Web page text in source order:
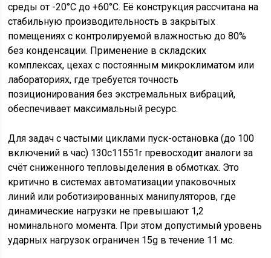
среды от -20°C до +60°C. Её конструкция рассчитана на
стабильную производительность в закрытых
помещениях с контролируемой влажностью до 80%
без конденсации. Применение в складских
комплексах, цехах с постоянным микроклиматом или
лабораториях, где требуется точность
позиционирования без экстремальных вибраций,
обеспечивает максимальный ресурс.
Для задач с частыми циклами пуск-остановка (до 100
включений в час) 130c11551r превосходит аналоги за
счёт сниженного тепловыделения в обмотках. Это
критично в системах автоматизации упаковочных
линий или роботизированных манипуляторов, где
динамические нагрузки не превышают 1,2
номинального момента. При этом допустимый уровень
ударных нагрузок ограничен 15g в течение 11 мс.